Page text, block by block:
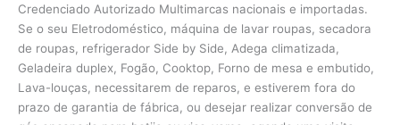
Credenciado Autorizado Multimarcas nacionais e importadas.
Se o seu Eletrodoméstico, máquina de lavar roupas, secadora
de roupas, refrigerador Side by Side, Adega climatizada,
Geladeira duplex, Fogão, Cooktop, Forno de mesa e embutido,
Lava-louças, necessitarem de reparos, e estiverem fora do
prazo de garantia de fábrica, ou desejar realizar conversão de